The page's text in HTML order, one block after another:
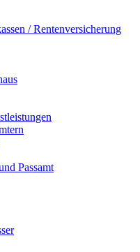
/ Rentenversicherung
Passamt